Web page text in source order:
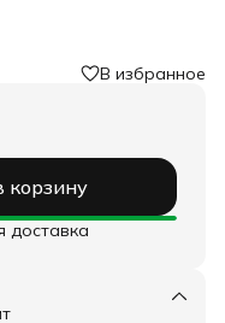
В избранное
корзину
доставка